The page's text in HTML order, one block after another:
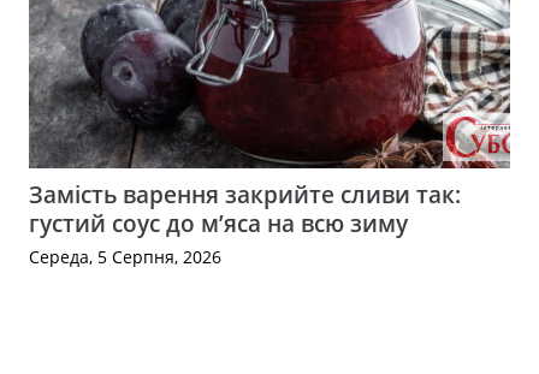
Замість варення закрийте сливи так:
густий соус до м’яса на всю зиму
Середа, 5 Серпня, 2026